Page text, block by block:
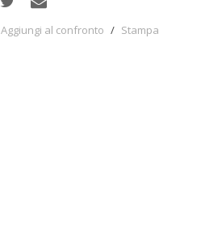
Aggiungi al confronto / Stampa